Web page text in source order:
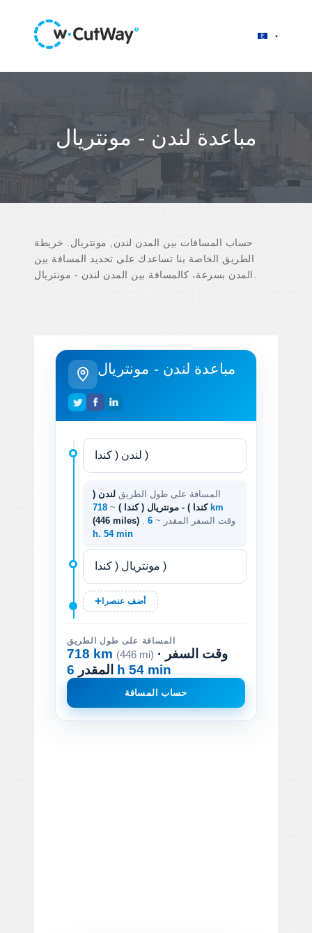
مباعدة لندن - مونتريال
حساب المسافات بين المدن لندن, مونتريال. خريطة
الطريق الخاصة بنا تساعدك على تحديد المسافة بين
مباعدة لندن - مونتريال
المسافة على طول الطريق لندن (
كندا ) - مونتريال ( كندا ) ~
718 km
(446 miles)
. وقت السفر المقدر ~ 6
h. 54 min
أضف عنصرا
المسافة على طول الطريق
718 km (446 mi) · وقت السفر
المقدر 6 h 54 min
حساب المسافة